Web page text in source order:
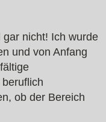
nicht! Ich wurde
und von Anfang
ob der Bereich